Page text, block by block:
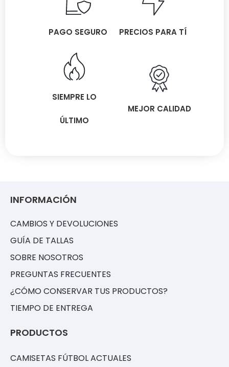
PAGO SEGURO PRECIOS PARA TÍ
SIEMPRE LO
ÚLTIMO
MEJOR CALIDAD
INFORMACIÓN
CAMBIOS Y DEVOLUCIONES
GUÍA DE TALLAS
SOBRE NOSOTROS
PREGUNTAS FRECUENTES
¿CÓMO CONSERVAR TUS PRODUCTOS?
TIEMPO DE ENTREGA
PRODUCTOS
CAMISETAS FÚTBOL ACTUALES